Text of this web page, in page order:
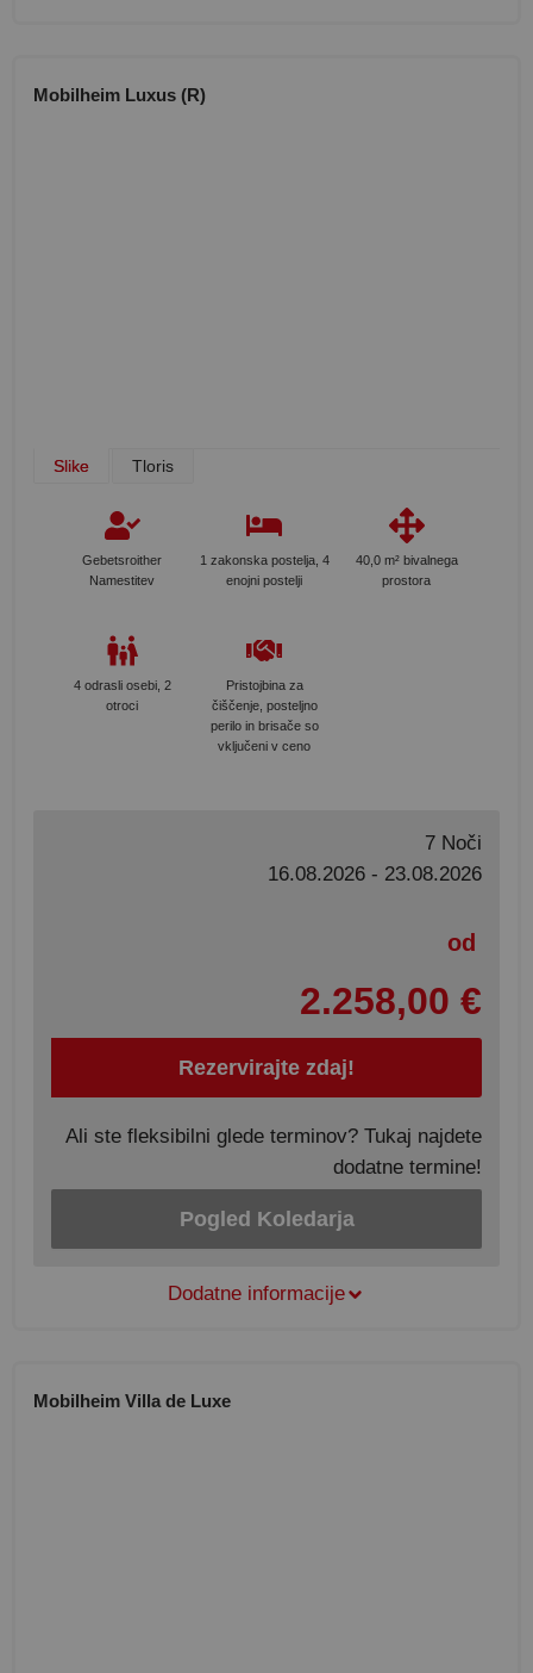
Mobilheim Luxus (R)
Slike Tloris
Gebetsroither
Namestitev
1 zakonska postelja, 4
enojni postelji
40,0 m² bivalnega
prostora
4 odrasli osebi, 2
otroci
Pristojbina za
čiščenje, posteljno
perilo in brisače so
vključeni v ceno
7 Noči
16.08.2026 - 23.08.2026
od
2.258,00 €
Rezervirajte zdaj!
Ali ste fleksibilni glede terminov? Tukaj najdete
dodatne termine!
Pogled Koledarja
Dodatne informacije
Mobilheim Villa de Luxe